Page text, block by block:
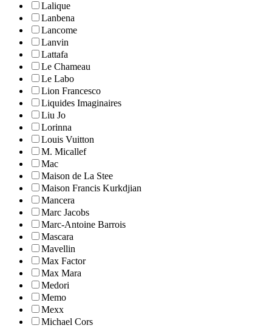
Lalique
Lanbena
Lancome
Lanvin
Lattafa
Le Chameau
Le Labo
Lion Francesco
Liquides Imaginaires
Liu Jo
Lorinna
Louis Vuitton
M. Micallef
Mac
Maison de La Stee
Maison Francis Kurkdjian
Mancera
Marc Jacobs
Marc-Antoine Barrois
Mascara
Mavellin
Max Factor
Max Mara
Medori
Memo
Mexx
Michael Cors